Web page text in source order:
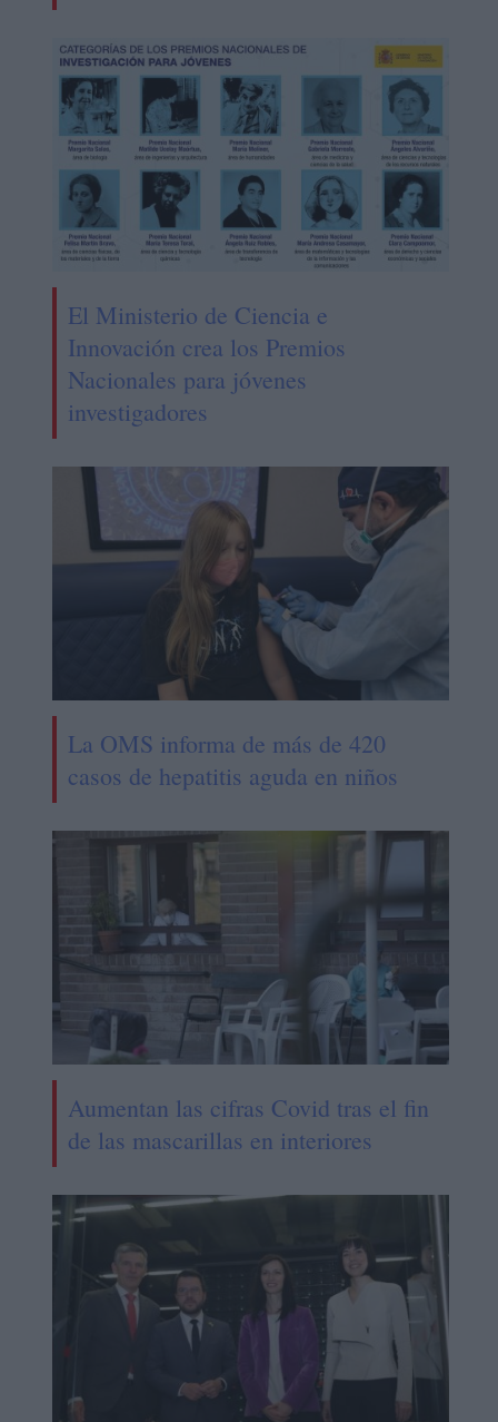
El Ministerio de Ciencia e
Innovación crea los Premios
Nacionales para jóvenes
investigadores
La OMS informa de más de 420
casos de hepatitis aguda en niños
Aumentan las cifras Covid tras el fin
de las mascarillas en interiores